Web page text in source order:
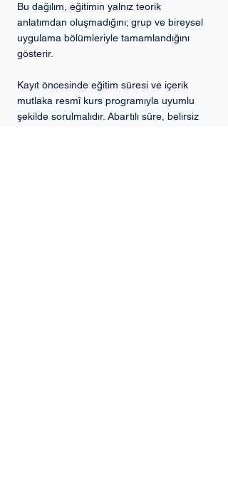
Bu dağılım, eğitimin yalnız teorik
anlatımdan oluşmadığını; grup ve bireysel
uygulama bölümleriyle tamamlandığını
gösterir.
Kayıt öncesinde eğitim süresi ve içerik
mutlaka resmî kurs programıyla uyumlu
şekilde sorulmalıdır. Abartılı süre, belirsiz